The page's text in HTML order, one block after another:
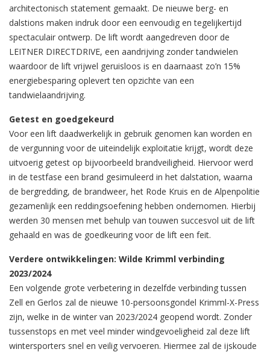
architectonisch statement gemaakt. De nieuwe berg- en
dalstions maken indruk door een eenvoudig en tegelijkertijd
spectaculair ontwerp. De lift wordt aangedreven door de
LEITNER DIRECTDRIVE, een aandrijving zonder tandwielen
waardoor de lift vrijwel geruisloos is en daarnaast zo’n 15%
energiebesparing oplevert ten opzichte van een
tandwielaandrijving.
Getest en goedgekeurd
Voor een lift daadwerkelijk in gebruik genomen kan worden en
de vergunning voor de uiteindelijk exploitatie krijgt, wordt deze
uitvoerig getest op bijvoorbeeld brandveiligheid. Hiervoor werd
in de testfase een brand gesimuleerd in het dalstation, waarna
de bergredding, de brandweer, het Rode Kruis en de Alpenpolitie
gezamenlijk een reddingsoefening hebben ondernomen. Hierbij
werden 30 mensen met behulp van touwen succesvol uit de lift
gehaald en was de goedkeuring voor de lift een feit.
Verdere ontwikkelingen: Wilde Krimml verbinding
2023/2024
Een volgende grote verbetering in dezelfde verbinding tussen
Zell en Gerlos zal de nieuwe 10-persoonsgondel Krimml-X-Press
zijn, welke in de winter van 2023/2024 geopend wordt. Zonder
tussenstops en met veel minder windgevoeligheid zal deze lift
wintersporters snel en veilig vervoeren. Hiermee zal de ijskoude